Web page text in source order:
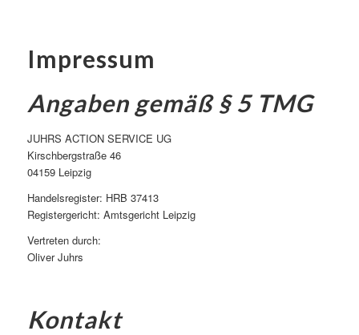
Impressum
Angaben gemäß § 5 TMG
JUHRS ACTION SERVICE UG
Kirschbergstraße 46
04159 Leipzig
Handelsregister: HRB 37413
Registergericht: Amtsgericht Leipzig
Vertreten durch:
Oliver Juhrs
Kontakt